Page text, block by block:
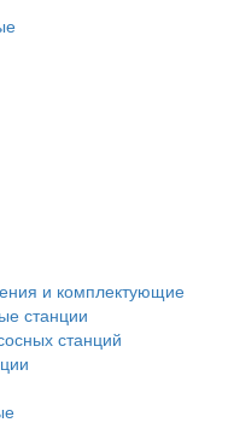
и комплектующие
станции
станций